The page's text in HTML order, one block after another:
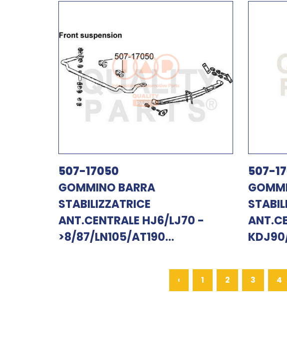
507-17050
GOMMINO BARRA
STABILIZZATRICE
ANT.CENTRALE HJ6/LJ70 -
>8/87/LN105/AT190...
507-
‹ 1 2 3 4